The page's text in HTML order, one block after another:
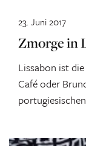
Zmorge in
Lissabon ist
Café oder
23. Juni 2017